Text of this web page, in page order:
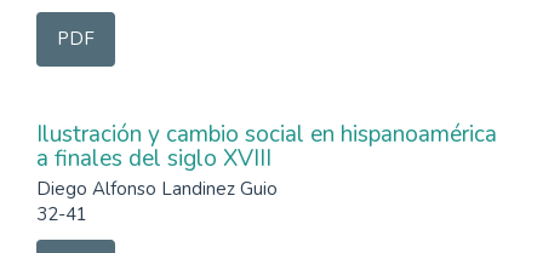
PDF
Ilustración y cambio social en hispanoamérica
a finales del siglo XVIII
Diego Alfonso Landinez Guio
32-41